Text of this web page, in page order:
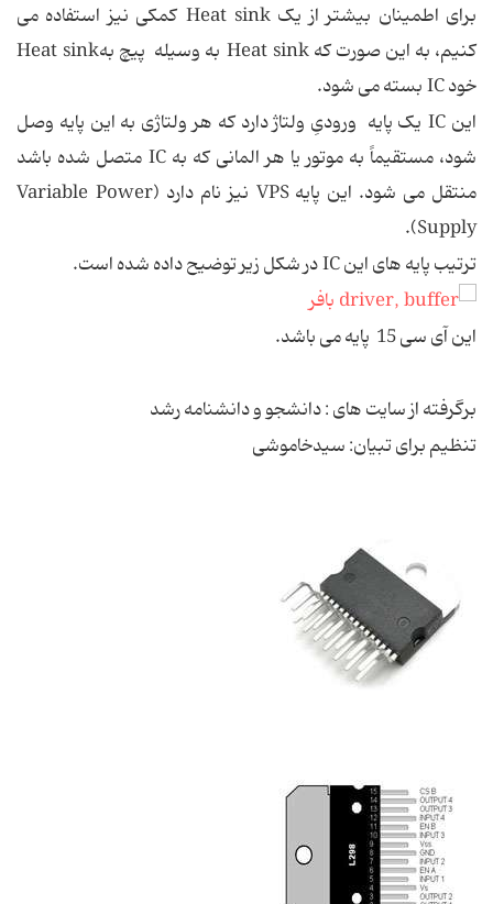
برای اطمینان بیشتر از یک Heat sink کمکی نیز استفاده می
کنیم، به این صورت که Heat sink به وسیله پیچ بهHeat sink
خود IC بسته می شود.
این IC یک پایه ورودیِ ولتاژ دارد که هر ولتاژی به این پایه وصل
شود، مستقیماً به موتور یا هر المانی که به IC متصل شده باشد
منتقل می شود. این پایه VPS نیز نام دارد (Variable Power
Supply).
ترتیب پایه های این IC در شکل زیر توضیح داده شده است.
این آی سی 15 پایه می باشد.
برگرفته از سایت های : دانشجو و دانشنامه رشد
تنظیم برای تبیان: سیدخاموشی